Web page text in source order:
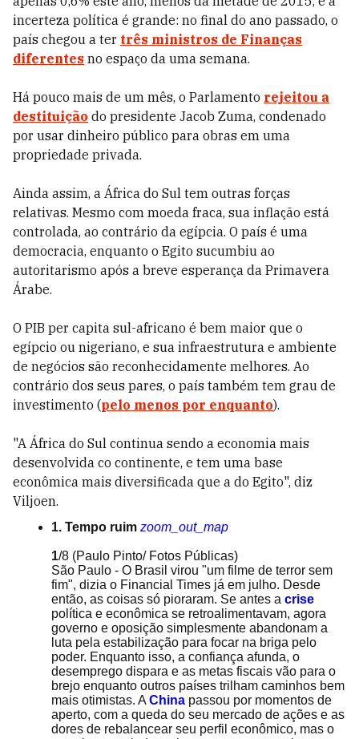
incerteza política é grande: no final do ano passado, o
país chegou a ter três ministros de Finanças
diferentes no espaço da uma semana.
Há pouco mais de um mês, o Parlamento rejeitou a
destituição do presidente Jacob Zuma, condenado
por usar dinheiro público para obras em uma
propriedade privada.
Ainda assim, a África do Sul tem outras forças
relativas. Mesmo com moeda fraca, sua inflação está
controlada, ao contrário da egípcia. O país é uma
democracia, enquanto o Egito sucumbiu ao
autoritarismo após a breve esperança da Primavera
Árabe.
O PIB per capita sul-africano é bem maior que o
egípcio ou nigeriano, e sua infraestrutura e ambiente
de negócios são reconhecidamente melhores. Ao
contrário dos seus pares, o país também tem grau de
investimento (pelo menos por enquanto).
"A África do Sul continua sendo a economia mais
desenvolvida co continente, e tem uma base
econômica mais diversificada que a do Egito", diz
Viljoen.
1. Tempo ruim zoom_out_map
1/8 (Paulo Pinto/ Fotos Públicas)
São Paulo - O Brasil virou "um filme de terror sem
fim", dizia o Financial Times já em julho. Desde
então, as coisas só pioraram. Se antes a crise
política e econômica se retroalimentavam, agora
governo e oposição simplesmente abandonam a
luta pela estabilização para focar na briga pelo
poder. Enquanto isso, a confiança afunda, o
desemprego dispara e as metas fiscais vão para o
brejo enquanto outros países trilham caminhos bem
mais otimistas. A China passou por momentos de
aperto, com a queda do seu mercado de ações e as
dores de rebalancear seu perfil econômico, mas o